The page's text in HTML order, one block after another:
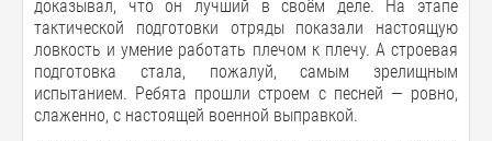
доказывал, что он лучший в своём деле. На этапе
тактической подготовки отряды показали настоящую
ловкость и умение работать плечом к плечу. А строевая
подготовка стала, пожалуй, самым зрелищным
испытанием. Ребята прошли строем с песней — ровно,
слаженно, с настоящей военной выправкой.